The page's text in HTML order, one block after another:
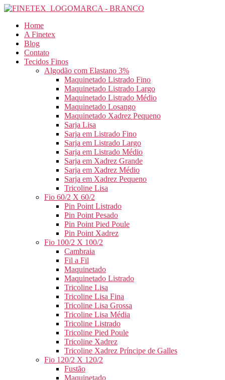
Pular
conteúdo
Home
A Finetex
Blog
Contato
Tecidos Finos
Algodão com Elastano 3%
Maquinetado Listrado Fino
Maquinetado Listrado Largo
Maquinetado Listrado Médio
Maquinetado Losango
Maquinetado Xadrez Pequeno
Sarja Lisa
Sarja em Listrado Fino
Sarja em Listrado Largo
Sarja em Listrado Médio
Sarja em Xadrez Grande
Sarja em Xadrez Médio
Sarja em Xadrez Pequeno
Tricoline Lisa
Fio 60/2 X 60/2
Pin Point Listrado
Pin Point Pesado
Pin Point Pied Poule
Pin Point Xadrez
Fio 100/2 X 100/2
Cambraia
Fil a Fil
Maquinetado
Maquinetado Listrado
Tricoline Lisa
Tricoline Lisa Fina
Tricoline Lisa Grossa
Tricoline Lisa Média
Tricoline Listrado
Tricoline Pied Poule
Tricoline Xadrez
Tricoline Xadrez Príncipe de Galles
Fio 120/2 X 120/2
Fustão
Maquinetado